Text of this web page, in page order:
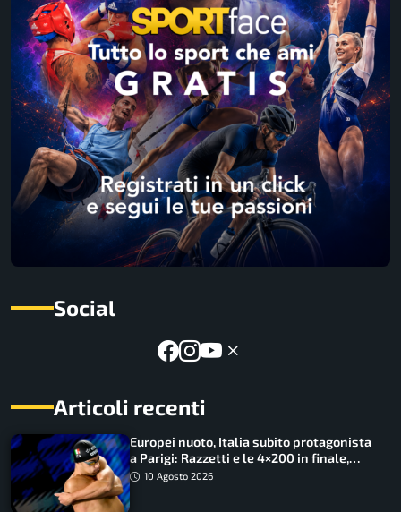
Social
Articoli recenti
Europei nuoto, Italia subito protagonista
a Parigi: Razzetti e le 4×200 in finale,
Quadarella domina gli 800
10 Agosto 2026